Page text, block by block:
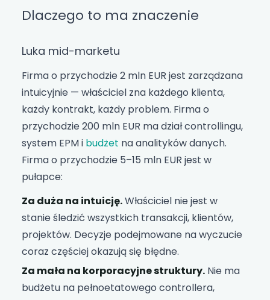
Dlaczego to ma znaczenie
Luka mid-marketu
Firma o przychodzie 2 mln EUR jest zarządzana
intuicyjnie — właściciel zna każdego klienta,
każdy kontrakt, każdy problem. Firma o
przychodzie 200 mln EUR ma dział controllingu,
system EPM i budżet na analityków danych.
Firma o przychodzie 5–15 mln EUR jest w
pułapce:
Za duża na intuicję.Właściciel nie jest w
stanie śledzić wszystkich transakcji, klientów,
projektów. Decyzje podejmowane na wyczucie
coraz częściej okazują się błędne.
Za mała na korporacyjne struktury. Nie ma
budżetu na pełnoetatowego controllera,